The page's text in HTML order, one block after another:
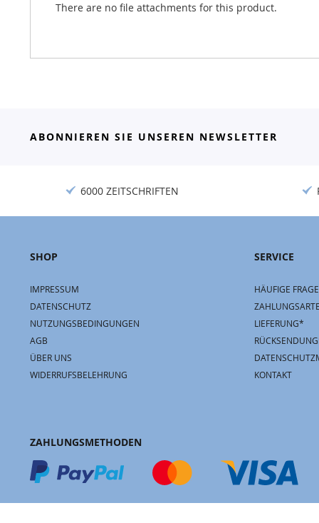
There are no file attachments for this product.
ABONNIEREN SIE UNSEREN NEWSLETTER
6000 ZEITSCHRIFTEN
SHOP
IMPRESSUM
DATENSCHUTZ
NUTZUNGSBEDINGUNGEN
AGB
ÜBER UNS
WIDERRUFSBELEHRUNG
SERVICE
HÄUFIGE
LIEFERUNG*
KONTAKT
ZAHLUNGSMETHODEN